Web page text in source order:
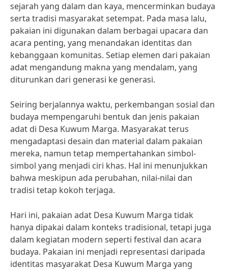
sejarah yang dalam dan kaya, mencerminkan budaya
serta tradisi masyarakat setempat. Pada masa lalu,
pakaian ini digunakan dalam berbagai upacara dan
acara penting, yang menandakan identitas dan
kebanggaan komunitas. Setiap elemen dari pakaian
adat mengandung makna yang mendalam, yang
diturunkan dari generasi ke generasi.
Seiring berjalannya waktu, perkembangan sosial dan
budaya mempengaruhi bentuk dan jenis pakaian
adat di Desa Kuwum Marga. Masyarakat terus
mengadaptasi desain dan material dalam pakaian
mereka, namun tetap mempertahankan simbol-
simbol yang menjadi ciri khas. Hal ini menunjukkan
bahwa meskipun ada perubahan, nilai-nilai dan
tradisi tetap kokoh terjaga.
Hari ini, pakaian adat Desa Kuwum Marga tidak
hanya dipakai dalam konteks tradisional, tetapi juga
dalam kegiatan modern seperti festival dan acara
budaya. Pakaian ini menjadi representasi daripada
identitas masyarakat Desa Kuwum Marga yang